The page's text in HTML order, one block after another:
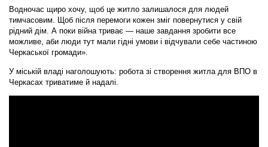
Водночас щиро хочу, щоб це житло залишалося для людей
тимчасовим. Щоб після перемоги кожен зміг повернутися у свій
рідний дім. А поки війна триває — наше завдання зробити все
можливе, аби люди тут мали гідні умови і відчували себе частиною
Черкаської громади».
У міській владі наголошують: робота зі створення житла для ВПО в
Черкасах триватиме й надалі.